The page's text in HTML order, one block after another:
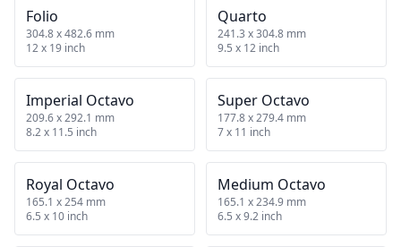
Folio
304.8 x 482.6 mm
12 x 19 inch
Quarto
241.3 x 304.8 mm
9.5 x 12 inch
Imperial Octavo
209.6 x 292.1 mm
8.2 x 11.5 inch
Super Octavo
177.8 x 279.4 mm
7 x 11 inch
Royal Octavo
165.1 x 254 mm
6.5 x 10 inch
Medium Octavo
165.1 x 234.9 mm
6.5 x 9.2 inch